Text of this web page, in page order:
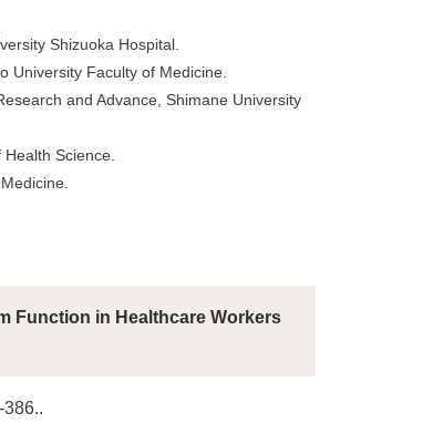
Shizuoka Hospital.
University Faculty of Medicine.
and Advance, Shimane University
Science.
Function in Healthcare Workers